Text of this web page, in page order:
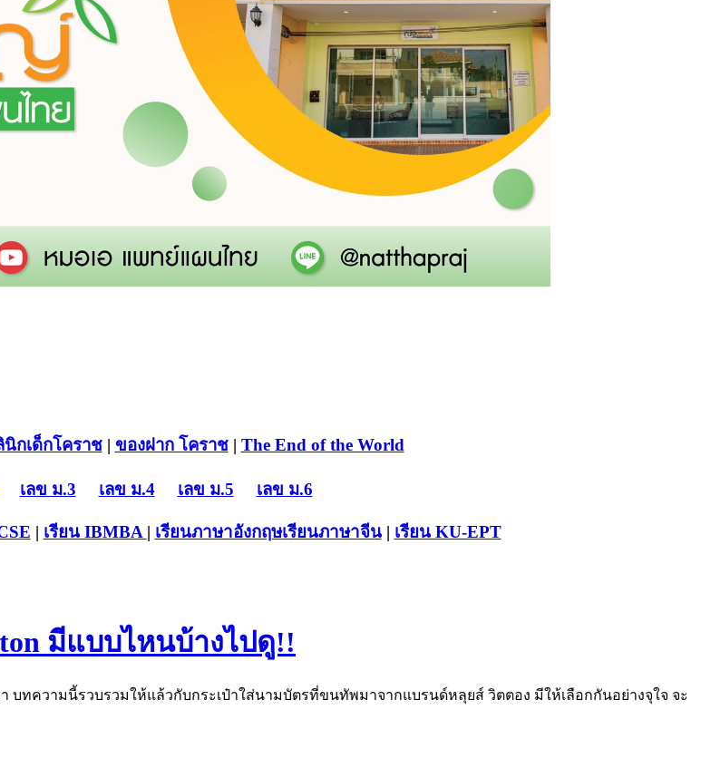
นิกเด็กโคราช| ของฝาก โคราช| The End of the World
เลข ม.3 เลข ม.4 เลข ม.5 เลข ม.6
| เรียน IBMBA | เรียนภาษาอังกฤษเรียนภาษาจีน| เรียน KU-EPT
มีแบบไหนบ้างไปดู!!
ทความนี้รวบรวมให้แล้วกับกระเป๋าใส่นามบัตรที่ขนทัพมาจากแบรนด์หลุยส์ วิตตอง มีให้เลือกกันอย่างจุใจ จะ